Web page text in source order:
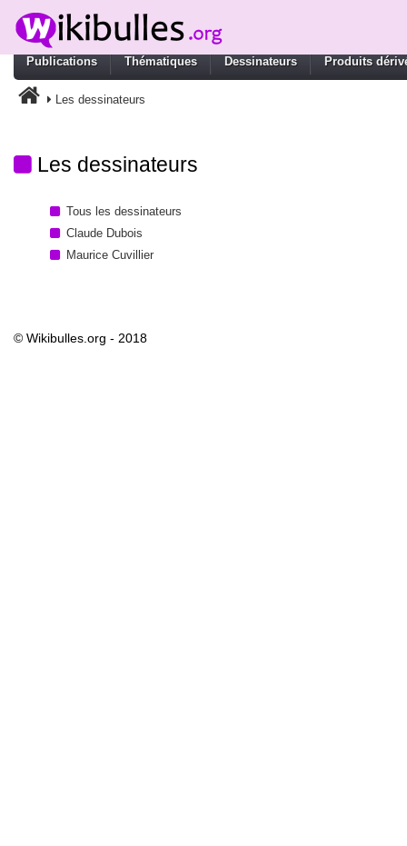
Publications Thématiques Dessinateurs Produits
Les dessinateurs
Les dessinateurs
Tous les dessinateurs
Claude Dubois
Maurice Cuvillier
© Wikibulles.org - 2018